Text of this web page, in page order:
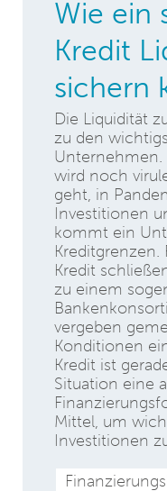
Wie ein
Kredit
sichern
Die Liquidität
zu den
Unternehmen.
wird noch
geht, in
Investitionen
kommt ein
Kreditgrenzen.
Kredit
zu einem
vergeben
Konditionen
Kredit ist
Situation eine
Mittel, um
Investitionen